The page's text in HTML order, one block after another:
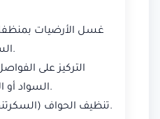
غسل الأرضيات
السيراميك أو الرخام.
التركيز على
السواد أو الأوساخ المتراكمة.
تنظيف الحواف (السكرتنج) أسفل الجدران.